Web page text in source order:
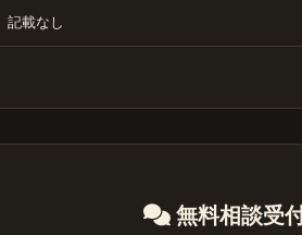
記載なし
無料相談受